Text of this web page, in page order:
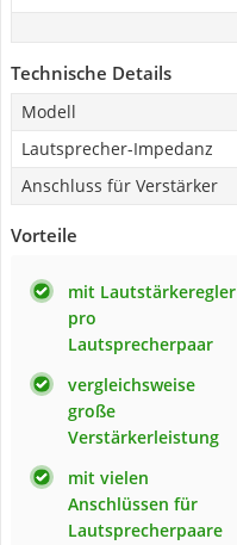
Technische Details
Modell
Lautsprecher-Impedanz
Anschluss für Verstärker
Vorteile
mit Lautstärkeregler
pro
Lautsprecherpaar
vergleichsweise
große
Verstärkerleistung
mit vielen
Anschlüssen für
Lautsprecherpaare